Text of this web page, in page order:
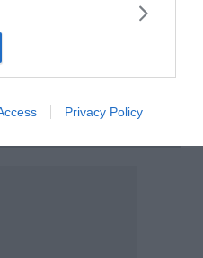
Privacy Policy
«άνοιξε» η
τις δηλώσεις Πόθεν
έχουν προθεσμία έως
τη
Οικονομία